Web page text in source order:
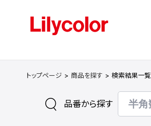
トップページ 商品を探す 検索結果一覧
品番から探す